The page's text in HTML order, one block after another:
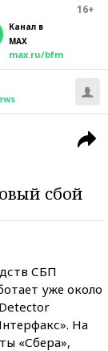
16+
Канал в
MAX
max.ru/bfm
сбой
СБП
уже около
На
«Сбера»,